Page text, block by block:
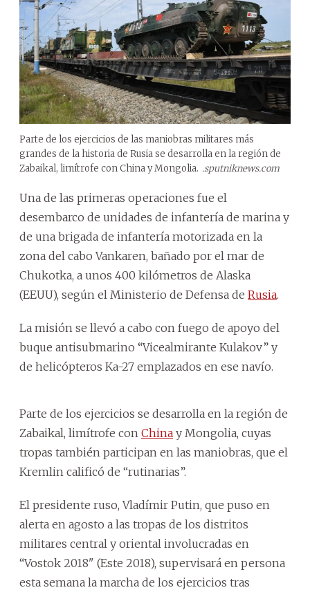
Parte de los ejercicios de las maniobras militares más
grandes de la historia de Rusia se desarrolla en la región de
Zabaikal, limítrofe con China y Mongolia. .sputniknews.com
Una de las primeras operaciones fue el
desembarco de unidades de infantería de marina y
de una brigada de infantería motorizada en la
zona del cabo Vankaren, bañado por el mar de
Chukotka, a unos 400 kilómetros de Alaska
(EEUU), según el Ministerio de Defensa de Rusia.
La misión se llevó a cabo con fuego de apoyo del
buque antisubmarino “Vicealmirante Kulakov” y
de helicópteros Ka-27 emplazados en ese navío.
Parte de los ejercicios se desarrolla en la región de
Zabaikal, limítrofe con China y Mongolia, cuyas
tropas también participan en las maniobras, que el
Kremlin calificó de “rutinarias”.
El presidente ruso, Vladímir Putin, que puso en
alerta en agosto a las tropas de los distritos
militares central y oriental involucradas en
“Vostok 2018" (Este 2018), supervisará en persona
esta semana la marcha de los ejercicios tras